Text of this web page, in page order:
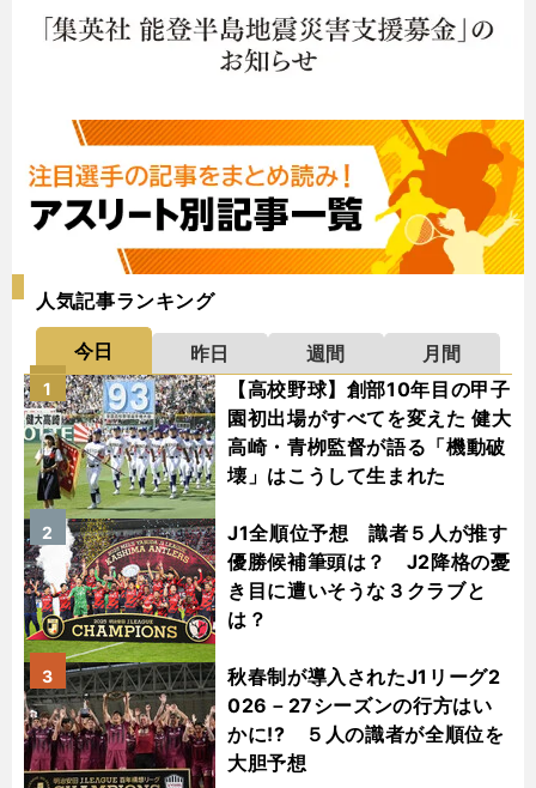
人気記事ランキング
今日 昨日 週間
月間
【高校野球】創部10年目の甲子
園初出場がすべてを変えた 健大
高崎・青栁監督が語る「機動破
壊」はこうして生まれた
1
J1全順位予想 識者５人が推す
優勝候補筆頭は？ J2降格の憂
き目に遭いそうな３クラブと
は？
2
秋春制が導入されたJ1リーグ2
026－27シーズンの行方はい
かに!? ５人の識者が全順位を
大胆予想
3